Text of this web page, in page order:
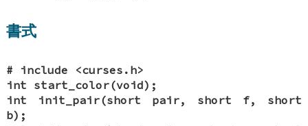
書式
# include <curses.h>
int start_color(void);
int init_pair(short pair, short f, short
b);